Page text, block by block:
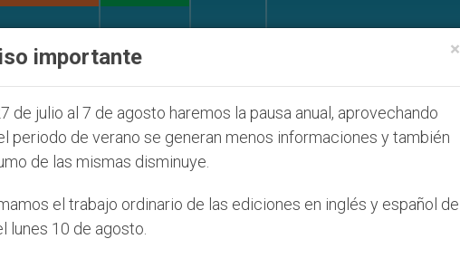
judíos que afecta a cristianos (y no sólo) en Tierra Santa
y la dignidad de la
×
importante
de julio al 7 de agosto haremos la pausa anual, aprovechando
periodo de verano se generan menos informaciones y también
de las mismas disminuye.
el trabajo ordinario de las ediciones en inglés y español de
lunes 10 de agosto.